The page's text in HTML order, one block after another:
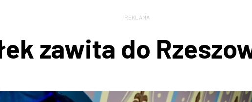
REKLAMA
zawita do